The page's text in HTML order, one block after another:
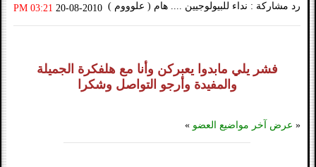
رد مشاركة : نداء للبيولوجيين .... هام ( علوووم ) 20-08-2010
03:21 PM
فشر يلي مابدوا يعبركن وأنا مع هلفكرة الجميلة
والمفيدة وأرجو التواصل وشكرا
« عرض آخر مواضيع العضو »